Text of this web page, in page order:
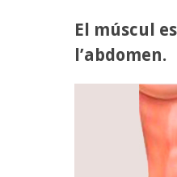
El múscul
l’abdomen.